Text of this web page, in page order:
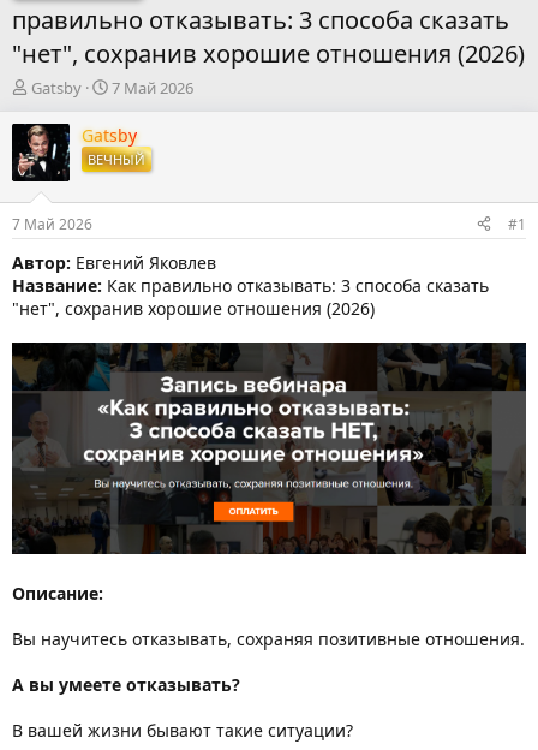
правильно отказывать: 3 способа сказать
"нет", сохранив хорошие отношения (2026)
А
т
о
р
т
е
м
ы
Gatsby
Д
т
а
н
а
л
а
7 Май 2026
Gatsby
ВЕЧНЫЙ
7 Май 2026 #1
Автор: Евгений Яковлев
Название: Как правильно отказывать: 3 способа сказать
"нет", сохранив хорошие отношения (2026)
Описание:
Вы научитесь отказывать, сохраняя позитивные отношения.
А вы умеете отказывать?
В вашей жизни бывают такие ситуации?